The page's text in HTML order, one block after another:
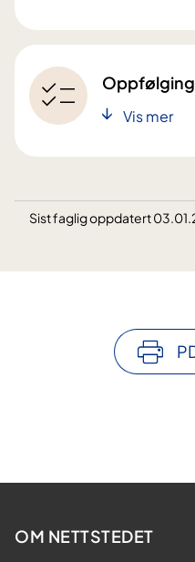
Oppfølging
Vis mer
Sist faglig oppdatert
OM NETTSTEDET